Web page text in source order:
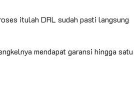
itulah DRL sudah pasti langsung
mendapat garansi hingga satu